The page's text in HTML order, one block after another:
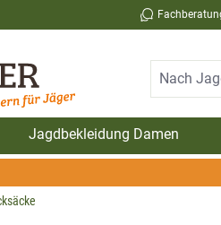
Jagdbekleidung Damen